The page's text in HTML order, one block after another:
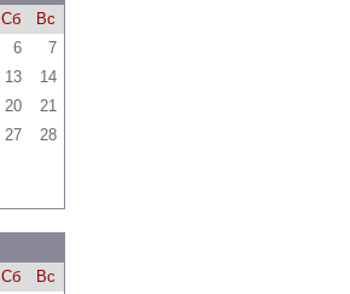
Сб
Вс
6
7
13
14
20
21
27
28
Сб
Вс